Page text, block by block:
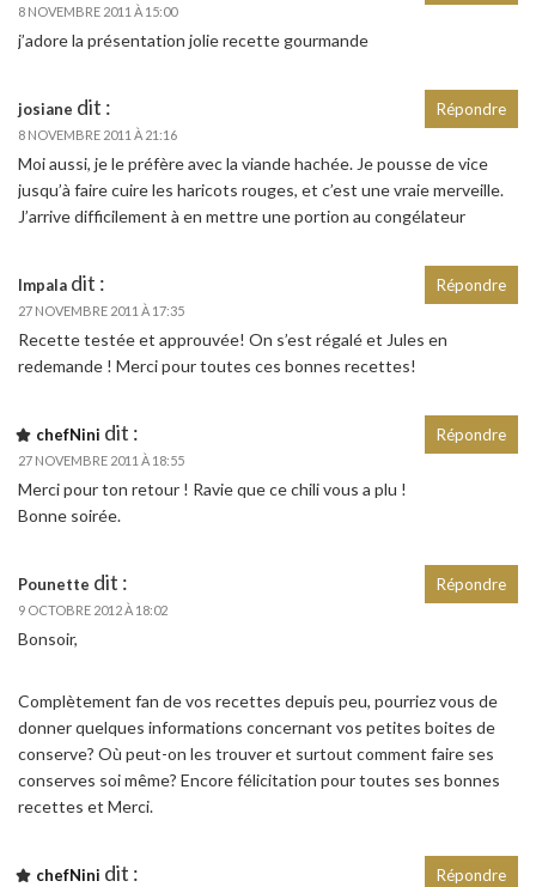
8 NOVEMBRE 2011 À 15:00
j’adore la présentation jolie recette gourmande
josiane dit :
8 NOVEMBRE 2011 À 21:16
Moi aussi, je le préfère avec la viande hachée. Je pousse de vice
jusqu’à faire cuire les haricots rouges, et c’est une vraie merveille.
J’arrive difficilement à en mettre une portion au congélateur
Répondre
Impala dit :
27 NOVEMBRE 2011 À 17:35
Recette testée et approuvée! On s’est régalé et Jules en
redemande ! Merci pour toutes ces bonnes recettes!
Répondre
chefNini dit :
27 NOVEMBRE 2011 À 18:55
Merci pour ton retour ! Ravie que ce chili vous a plu !
Bonne soirée.
Répondre
Pounette dit :
9 OCTOBRE 2012 À 18:02
Bonsoir,
Complètement fan de vos recettes depuis peu, pourriez vous de
donner quelques informations concernant vos petites boites de
conserve? Où peut-on les trouver et surtout comment faire ses
conserves soi même? Encore félicitation pour toutes ses bonnes
recettes et Merci.
Répondre
chefNini dit : Répondre